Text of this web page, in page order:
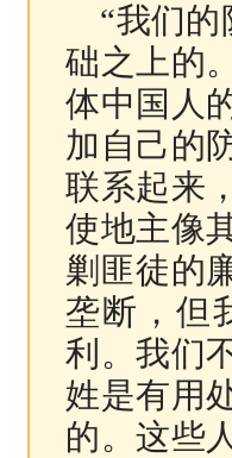
“我们的
础之上的
体中国人
加自己的
联系起来
使地主像
剿匪徒的
垄断，但
利。我们
姓是有用
的。这些